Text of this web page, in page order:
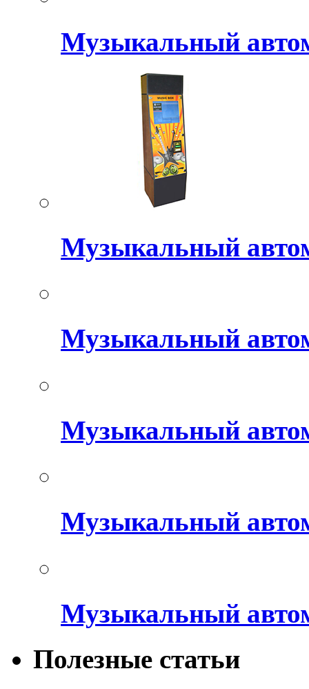
Музыкальный
Музыкальный
Музыкальный
Музыкальный
Музыкальный
Музыкальный
Полезные статьи